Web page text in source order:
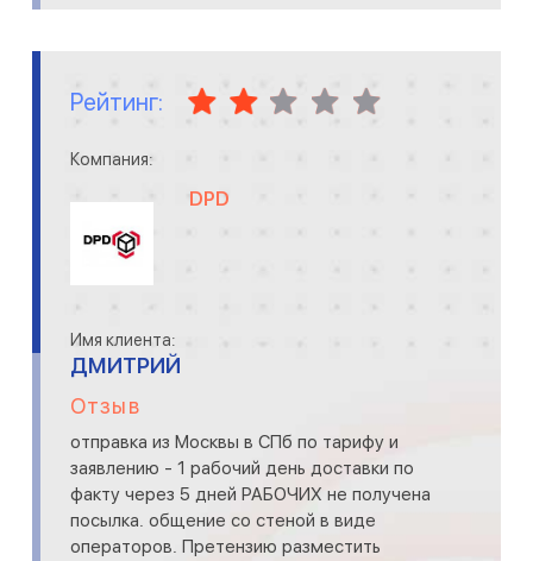
Рейтинг:
Компания:
DPD
Имя клиента:
ДМИТРИЙ
Отзыв
отправка из Москвы в СПб по тарифу и
заявлению - 1 рабочий день доставки по
факту через 5 дней РАБОЧИХ не получена
посылка. общение со стеной в виде
операторов. Претензию разместить